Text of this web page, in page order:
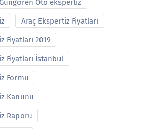
Oto ekspertiz
Araç Ekspertiz Fiyatları
Fiyatları 2019
Fiyatları İstanbul
Formu
Kanunu
Raporu